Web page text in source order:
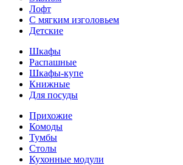
Лофт
С мягким изголовьем
Детские
Шкафы
Распашные
Шкафы-купе
Книжные
Для посуды
Прихожие
Комоды
Тумбы
Столы
Кухонные модули